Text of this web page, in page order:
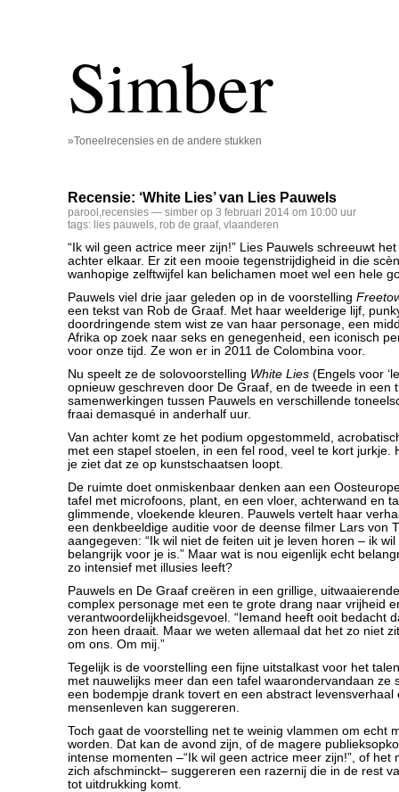
Simber
»Toneelrecensies en de andere stukken
Recensie: ‘White Lies’ van Lies Pauwels
parool ,recensies — simber op 3 februari 2014 om 10:00 uur
tags: lies pauwels, rob de graaf, vlaanderen
“Ik wil geen actrice meer zijn!” Lies Pauwels schreeuwt
achter elkaar. Er zit een mooie tegenstrijdigheid in die
wanhopige zelftwijfel kan belichamen moet wel een hele
Pauwels viel drie jaar geleden op in de voorstelling
een tekst van Rob de Graaf. Met haar weelderige lijf,
doordringende stem wist ze van haar personage, een
Afrika op zoek naar seks en genegenheid, een iconisch
voor onze tijd. Ze won er in 2011 de Colombina voor.
Nu speelt ze de solovoorstelling White Lies (Engels voor
opnieuw geschreven door De Graaf, en de tweede in een
samenwerkingen tussen Pauwels en verschillende
fraai demasqué in anderhalf uur.
Van achter komt ze het podium opgestommeld,
met een stapel stoelen, in een fel rood, veel te kort jurkje.
je ziet dat ze op kunstschaatsen loopt.
De ruimte doet onmiskenbaar denken aan een
tafel met microfoons, plant, en een vloer, achterwand en
glimmende, vloekende kleuren. Pauwels vertelt haar
een denkbeeldige auditie voor de deense filmer Lars von
aangegeven: “Ik wil niet de feiten uit je leven horen – ik
belangrijk voor je is.” Maar wat is nou eigenlijk echt
zo intensief met illusies leeft?
Pauwels en De Graaf creëren in een grillige,
complex personage met een te grote drang naar vrijheid
verantwoordelijkheidsgevoel. “Iemand heeft ooit bedacht
zon heen draait. Maar we weten allemaal dat het zo niet
om ons. Om mij.”
Tegelijk is de voorstelling een fijne uitstalkast voor het
met nauwelijks meer dan een tafel waarondervandaan ze
een bodempje drank tovert en een abstract levensverhaal
mensenleven kan suggereren.
Toch gaat de voorstelling net te weinig vlammen om echt
worden. Dat kan de avond zijn, of de magere
intense momenten –“Ik wil geen actrice meer zijn!”, of het
zich afschminckt– suggereren een razernij die in de rest
tot uitdrukking komt.